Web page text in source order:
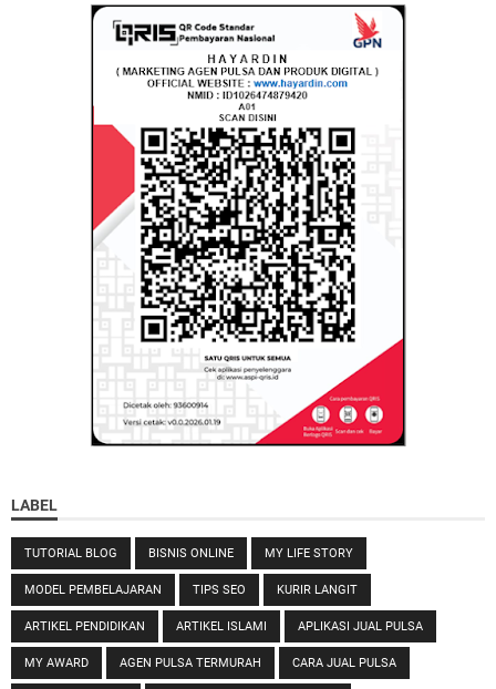
LABEL
TUTORIAL BLOG BISNIS ONLINE MY LIFE STORY
MODEL PEMBELAJARAN TIPS SEO KURIR LANGIT
ARTIKEL PENDIDIKAN ARTIKEL ISLAMI APLIKASI JUAL PULSA
MY AWARD AGEN PULSA TERMURAH CARA JUAL PULSA